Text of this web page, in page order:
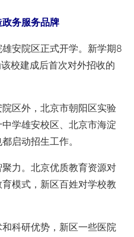
务服务品牌
安院区正式开学。新学期8
校建成后首次对外招收的
区外，北京市朝阳区实验
学雄安校区、北京市海淀
启动招生工作。
力。北京优质教育资源对
模式，新区百姓对学校教
科研优势，新区一些医院